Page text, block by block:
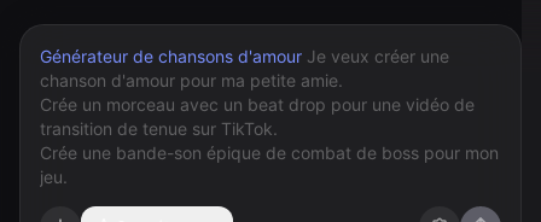
Générateur de chansons d'amour